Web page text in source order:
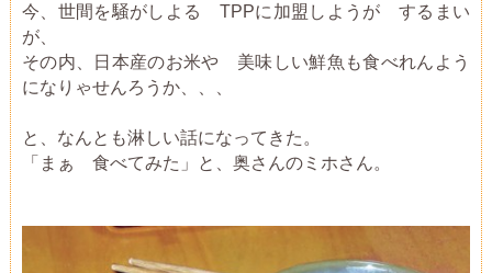
今、世間を騒がしよる TPPに加盟しようが するまい
が、
その内、日本産のお米や 美味しい鮮魚も食べれんよう
になりゃせんろうか、、、
と、なんとも淋しい話になってきた。
「まぁ 食べてみた」と、奥さんのミホさん。